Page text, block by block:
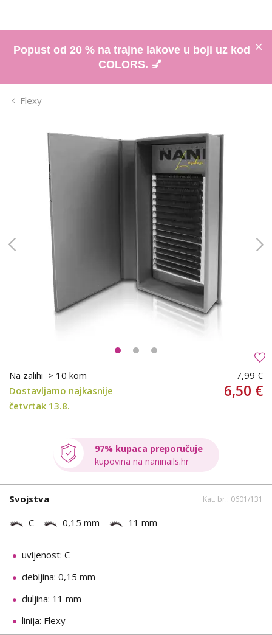
Popust od 20 % na trajne lakove u boji uz kod
COLORS. 💅
Flexy
Na zalihi > 10 kom
Dostavljamo najkasnije
četvrtak 13.8.
7,99 €
6,50 €
97% kupaca preporučuje
kupovina na naninails.hr
Svojstva Kat. br.: 0601/131
C 0,15 mm 11 mm
uvijenost: C
debljina: 0,15 mm
duljina: 11 mm
linija: Flexy